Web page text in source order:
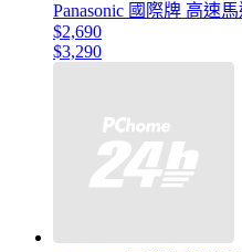
Panasonic 國際牌 高速
$2,690
$3,290